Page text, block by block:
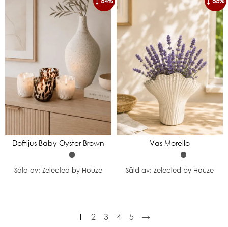
Doftljus Baby Oyster Brown
Såld av: Zelected by Houze
Vas Morello
Såld av: Zelected by Houze
1 2 3 4 5 →